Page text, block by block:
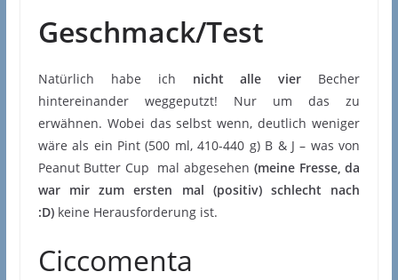
Geschmack/Test
Natürlich habe ich nicht alle vier Becher
hintereinander weggeputzt! Nur um das zu
erwähnen. Wobei das selbst wenn, deutlich weniger
wäre als ein Pint (500 ml, 410-440 g) B & J – was von
Peanut Butter Cup mal abgesehen (meine Fresse, da
war mir zum ersten mal (positiv) schlecht nach
:D)keine Herausforderung ist.
Ciccomenta